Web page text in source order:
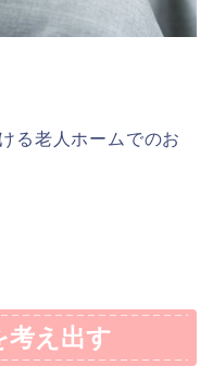
る老人ホームでのお
考え出す